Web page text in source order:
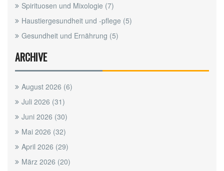
Spirituosen und Mixologie (7)
Haustiergesundheit und -pflege (5)
Gesundheit und Ernährung (5)
ARCHIVE
August 2026 (6)
Juli 2026 (31)
Juni 2026 (30)
Mai 2026 (32)
April 2026 (29)
März 2026 (20)